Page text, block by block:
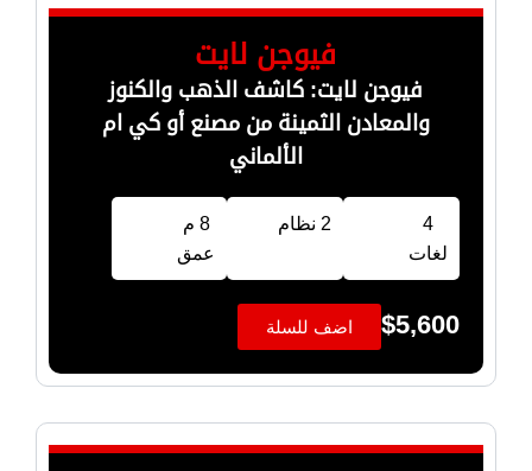
فيوجن لايت
فيوجن لايت: كاشف الذهب والكنوز
والمعادن الثمينة من مصنع أو كي ام
الألماني
4
لغات
2 نظام
8 م
عمق
$5,600 اضف للسلة